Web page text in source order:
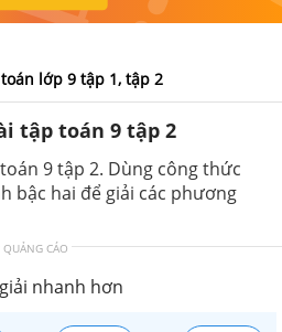
lớp 9 tập 1, tập 2
tập toán 9 tập 2
9 tập 2. Dùng công thức
bậc hai để giải các phương
QUẢNG CÁO
nhanh hơn